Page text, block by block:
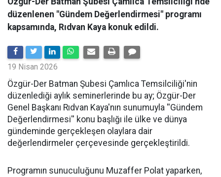
düzenlenen "Gündem Değerlendirmesi" programı
kapsamında, Rıdvan Kaya konuk edildi.
19 Nisan 2026
​Özgür-Der Batman Şubesi Çamlıca Temsilciliği'nin
düzenlediği aylık seminerlerinde bu ay; Özgür-Der
Genel Başkanı Rıdvan Kaya'nın sunumuyla ''Gündem
Değerlendirmesi'' konu başlığı ile ülke ve dünya
gündeminde gerçekleşen olaylara dair
değerlendirmeler çerçevesinde gerçekleştirildi.
Programın sunuculuğunu Muzaffer Polat yaparken,